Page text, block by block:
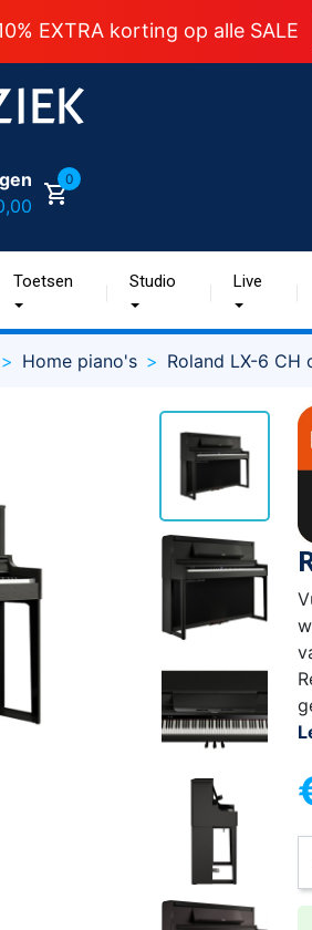
EXTRA korting op alle SALE
0
Toetsen Studio Live
Home piano's Roland LX-6 CH